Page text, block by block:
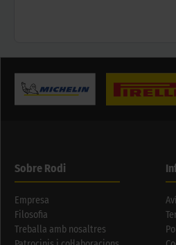
Sobre Rodi
Empresa
Filosofia
Treballa amb nosaltres